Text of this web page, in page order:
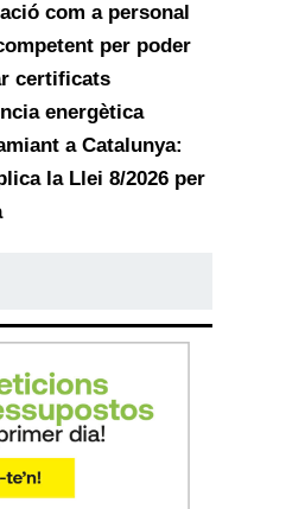
com a personal
per poder
certificats
energètica
a Catalunya:
la Llei 8/2026 per